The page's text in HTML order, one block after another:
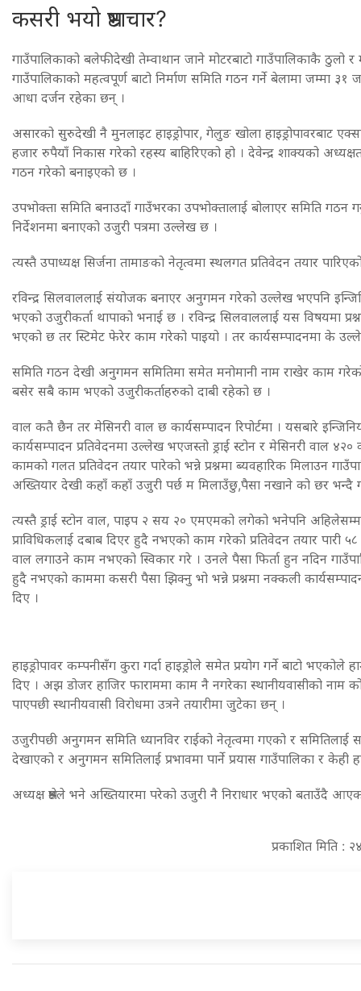
कसरी भयो भ्रष्टाचार?
गाउँपालिकाको बलेफीदेखी तेम्वाथान जाने मोटरबाटो गाउँपालिकाकै
गाउँपालिकाको महत्वपूर्ण बाटो निर्माण समिति गठन गर्ने बेलामा जम्मा
आधा दर्जन रहेका छन् ।
असारको सुरुदेखी नै मुनलाइट हाइड्रोपार, गेलुङ खोला हाइड्रोपावरबाट
हजार रुपैयाँ निकास गरेको रहस्य बाहिरिएको हो । देवेन्द्र शाक्यको
गठन गरेको बनाइएको छ ।
उपभोक्ता समिति बनाउदाँ गाउँभरका उपभोक्तालाई बोलाएर समिति गठन
निर्देशनमा बनाएको उजुरी पत्रमा उल्लेख छ ।
त्यस्तै उपाध्यक्ष सिर्जना तामाङको नेतृत्वमा स्थलगत प्रतिवेदन तयार
रविन्द्र सिलवाललाई संयोजक बनाएर अनुगमन गरेको उल्लेख भएपनि
भएको उजुरीकर्ता थापाको भनाई छ । रविन्द्र सिलवाललाई यस विषयमा
भएको छ तर स्टिमेट फेरेर काम गरेको पाइयो । तर कार्यसम्पादनमा के
समिति गठन देखी अनुगमन समितिमा समेत मनोमानी नाम राखेर काम
बसेर सबै काम भएको उजुरीकर्ताहरुको दाबी रहेको छ ।
वाल कतै छैन तर मेसिनरी वाल छ कार्यसम्पादन रिपोर्टमा । यसबारे
कार्यसम्पादन प्रतिवेदनमा उल्लेख भएजस्तो ड्राई स्टोन र मेसिनरी वाल
कामको गलत प्रतिवेदन तयार पारेको भन्ने प्रश्नमा ब्यवहारिक मिलाउन
अख्तियार देखी कहाँ कहाँ उजुरी पर्छ म मिलाउँछु,पैसा नखाने को छर भन्दै
त्यस्तै ड्राई स्टोन वाल, पाइप २ सय २० एमएमको लगेको भनेपनि
प्राविधिकलाई दबाब दिएर हुदै नभएको काम गरेको प्रतिवेदन तयार
वाल लगाउने काम नभएको स्विकार गरे । उनले पैसा फिर्ता हुन नदिन
हुदै नभएको काममा कसरी पैसा झिक्नु भो भन्ने प्रश्नमा नक्कली
दिए ।
हाइड्रोपावर कम्पनीसँग कुरा गर्दा हाइड्रोले समेत प्रयोग गर्ने बाटो
दिए । अझ डोजर हाजिर फाराममा काम नै नगरेका स्थानीयवासीको
पाएपछी स्थानीयवासी विरोधमा उत्रने तयारीमा जुटेका छन् ।
उजुरीपछी अनुगमन समिति ध्यानविर राईको नेतृत्वमा गएको र
देखाएको र अनुगमन समितिलाई प्रभावमा पार्ने प्रयास गाउँपालिका र केही
अध्यक्ष श्रेष्ठले भने अख्तियारमा परेको उजुरी नै निराधार भएको बताउँदै
प्रकाशित मिति :